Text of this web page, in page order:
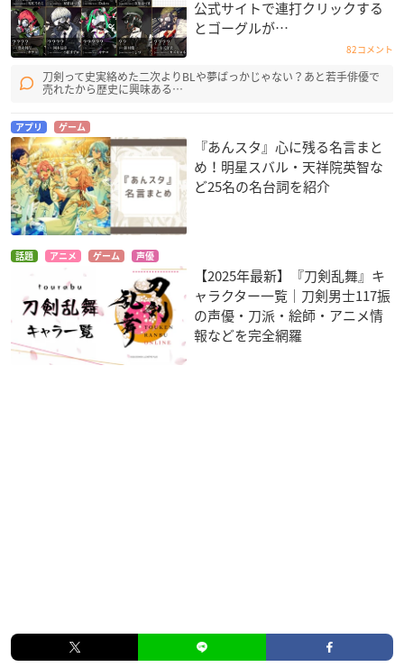
公式サイトで連打クリックする
とゴーグルが…
82コメント
刀剣って史実絡めた二次よりBLや夢ばっかじゃない？あと若手俳優で
売れたから歴史に興味ある…
アプリ ゲーム
『あんスタ』心に残る名言まと
め！明星スバル・天祥院英智な
ど25名の名台詞を紹介
話題 アニメ ゲーム 声優
【2025年最新】『刀剣乱舞』キ
ャラクター一覧｜刀剣男士117振
の声優・刀派・絵師・アニメ情
報などを完全網羅